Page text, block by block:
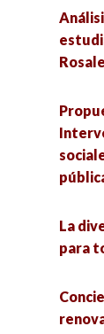
La
para